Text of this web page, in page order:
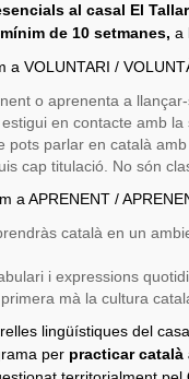
al casal El
de 10 setmanes, a
a VOLUNTARI /
o aprenenta a
en contacte amb la
pots parlar en català
cap titulació. No són
a APRENENT /
català en un
i expressions
mà la cultura
lingüístiques del
per practicar català